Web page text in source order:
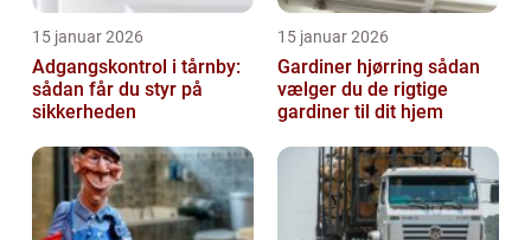
15 januar 2026
Adgangskontrol i tårnby:
sådan får du styr på
sikkerheden
15 januar 2026
Gardiner hjørring sådan
vælger du de rigtige
gardiner til dit hjem